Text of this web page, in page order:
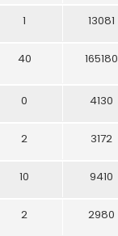
1 13081
40 165180
0 4130
2 3172
10 9410
2 2980